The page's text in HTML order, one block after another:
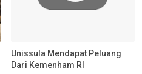
Unissula Mendapat Peluang
Dari Kemenham RI